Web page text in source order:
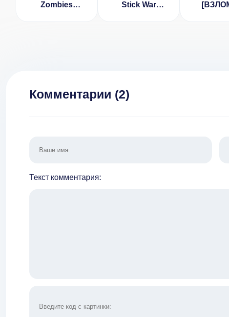
Zombies
Stick War
Комментарии (2)
Текст комментария: